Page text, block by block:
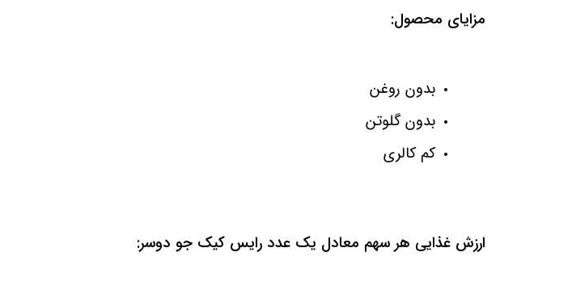
مزایای محصول:
بدون روغن
بدون گلوتن
کم کالری
ارزش غذایی هر سهم معادل یک عدد رایس کیک جو دوسر: